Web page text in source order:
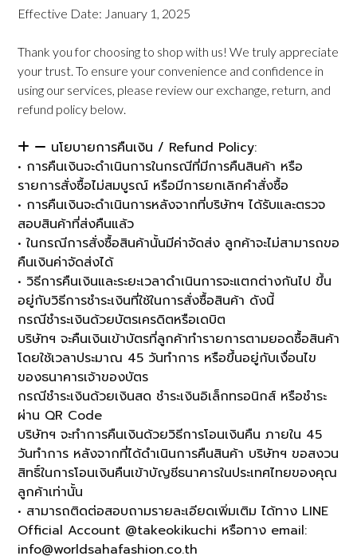
Effective Date: January 1, 2025
Thank you for choosing to shop with us! We truly appreciate
your trust. To ensure your convenience and confidence in
using our services, please review our exchange, return, and
refund policy below.
นโยบายการคืนเงิน / Refund Policy:
• การคืนเงินจะดำเนินการในกรณีที่มีการคืนสินค้า หรือ
รายการสั่งซื้อไม่สมบูรณ์ หรือมีการยกเลิกคำสั่งซื้อ
• การคืนเงินจะดำเนินการหลังจากที่บริษัทฯ ได้รับและตรวจ
สอบสินค้าที่ส่งคืนแล้ว
• ในกรณีการสั่งซื้อสินค้านั้นมีค่าจัดส่ง ลูกค้าจะไม่สามารถขอ
คืนเงินค่าจัดส่งได้
• วิธีการคืนเงินและระยะเวลาดำเนินการจะแตกต่างกันไป ขึ้น
อยู่กับวิธีการชำระเงินที่ใช้ในการสั่งซื้อสินค้า ดังนี้
กรณีชำระเงินด้วยบัตรเครดิตหรือเดบิต
บริษัทฯ จะคืนเงินเข้าบัตรที่ลูกค้าทำรายการตามยอดซื้อสินค้า
โดยใช้เวลาประมาณ 45 วันทำการ หรือขึ้นอยู่กับเงื่อนไข
ของธนาคารเจ้าของบัตร
กรณีชำระเงินด้วยเงินสด ชำระเงินอิเล็กทรอนิกส์ หรือชำระ
ผ่าน QR Code
บริษัทฯ จะทำการคืนเงินด้วยวิธีการโอนเงินคืน ภายใน 45
วันทำการ หลังจากที่ได้ดำเนินการคืนสินค้า บริษัทฯ ขอสงวน
สิทธิ์ในการโอนเงินคืนเข้าบัญชีธนาคารในประเทศไทยของคุณ
ลูกค้าเท่านั้น
• สามารถติดต่อสอบถามรายละเอียดเพิ่มเติม ได้ทาง LINE
Official Account @takeokikuchi หรือทาง email:
info@worldsahafashion.co.th